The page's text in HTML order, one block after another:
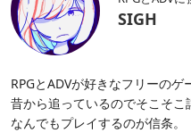
SIGH
RPGとADVが好きなフリーの
昔から追っているのでそこそ
なんでもプレイするのが信条。